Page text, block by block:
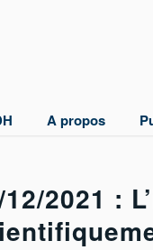
A propos
12/2021 :